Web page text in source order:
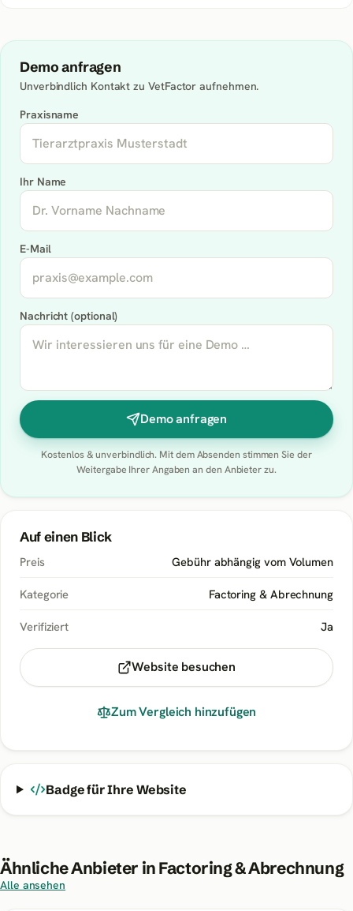
Demo anfragen
Unverbindlich Kontakt zu VetFactor aufnehmen.
Praxisname
Ihr Name
E-Mail
Nachricht (optional)
Demo anfragen
Kostenlos & unverbindlich. Mit dem Absenden stimmen Sie der
Weitergabe Ihrer Angaben an den Anbieter zu.
Auf einen Blick
Preis Gebühr abhängig vom Volumen
Kategorie Factoring & Abrechnung
Verifiziert Ja
Website besuchen
Zum Vergleich hinzufügen
Badge für Ihre Website
Ähnliche Anbieter in Factoring & Abrechnung
Alle ansehen